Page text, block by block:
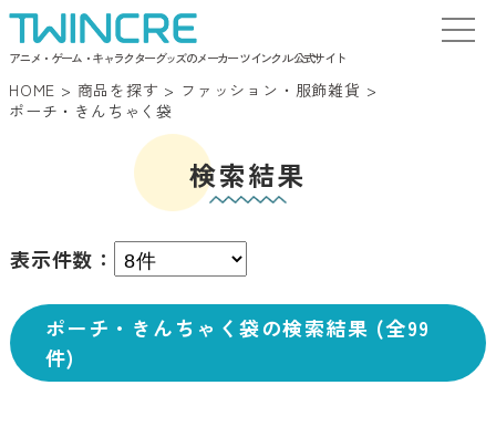
アニメ・ゲーム・キャラクターグッズのメーカー ツインクル 公式サイト
HOME > 商品を探す > ファッション・服飾雑貨 >
ポーチ・きんちゃく袋
検索結果
表示件数：
ポーチ・きんちゃく袋の検索結果 (全99
件)